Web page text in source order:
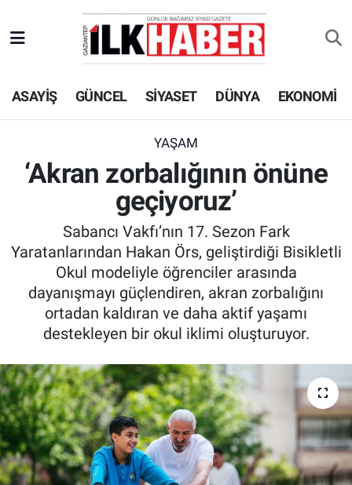
ASAYİŞ GÜNCEL SİYASET DÜNYA EKONOMİ
YAŞAM
‘Akran zorbalığının önüne
geçiyoruz’
Sabancı Vakfı’nın 17. Sezon Fark
Yaratanlarından Hakan Örs, geliştirdiği Bisikletli
Okul modeliyle öğrenciler arasında
dayanışmayı güçlendiren, akran zorbalığını
ortadan kaldıran ve daha aktif yaşamı
destekleyen bir okul iklimi oluşturuyor.
EKONOMİ
SİYASET
SPOR
ASAYİŞ
EĞİTİM
KÜLTÜR - SANAT
Beyoğlu Hava Durumu
Beyoğlu Trafik Yoğunluk Haritası
Süper Lig Puan Durumu ve Fikstür
Tüm Manşetler
Son Dakika Haberleri
Haber Arşivi